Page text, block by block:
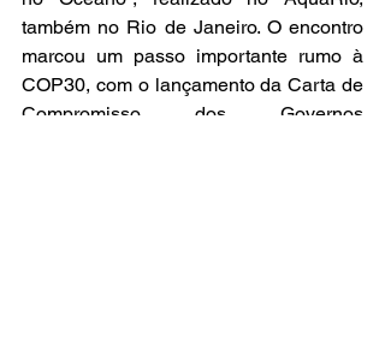
também no Rio de Janeiro. O encontro
marcou um passo importante rumo à
COP30, com o lançamento da Carta de
Compromisso dos Governos